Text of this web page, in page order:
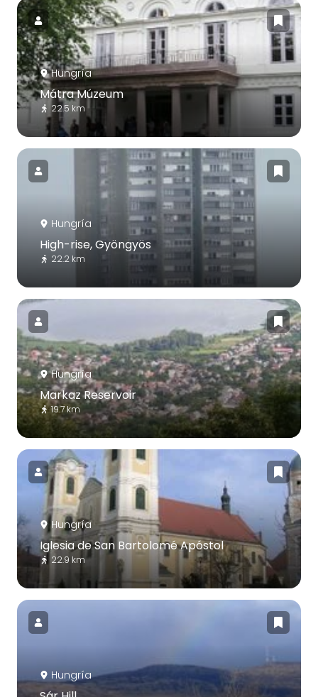
Hungría
Mátra Múzeum
22.5 km
Hungría
High-rise, Gyöngyös
22.2 km
Hungría
Markaz Reservoir
19.7 km
Hungría
Iglesia de San Bartolomé Apóstol
22.9 km
Hungría